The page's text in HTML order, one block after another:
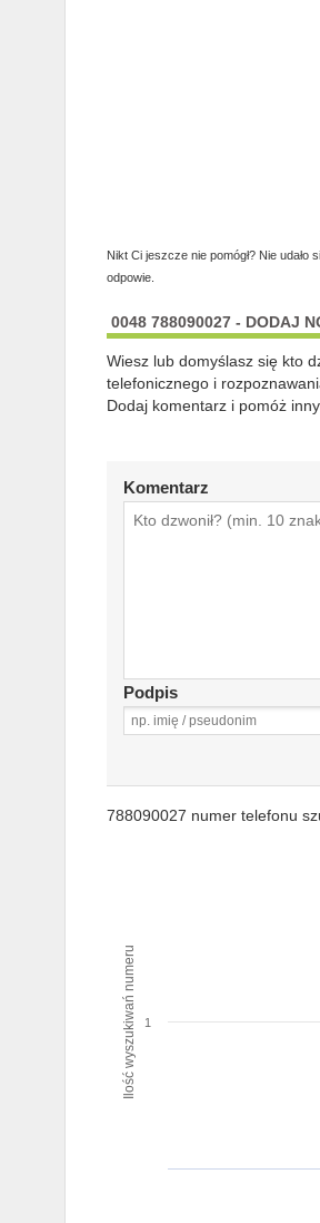
Nikt Ci jeszcze nie pomógł? Nie
odpowie.
0048 788090027 - DODAJ
Wiesz lub domyślasz się kto
telefonicznego i
Dodaj komentarz i pomóż
Komentarz
Podpis
788090027 numer telefonu
Ilość wyszukiwań numeru 1